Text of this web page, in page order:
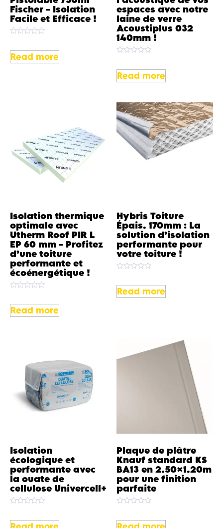
Fischer – Isolation
Facile et Efficace !
out
of
Read more
espaces avec notre
laine de verre
Acoustiplus 032
140mm !
out
of
Read more
Isolation thermique
optimale avec
Utherm Roof PIR L
EP 60 mm – Profitez
d’une toiture
performante et
écoénergétique !
out
of
Read more
Hybris Toiture
Épais. 170mm : La
solution d’isolation
performante pour
votre toiture !
out
of
Read more
Isolation
écologique et
performante avec
la ouate de
cellulose Univercell+
out
Plaque de plâtre
Knauf standard KS
BA13 en 2.50×1.20m
pour une finition
parfaite
out